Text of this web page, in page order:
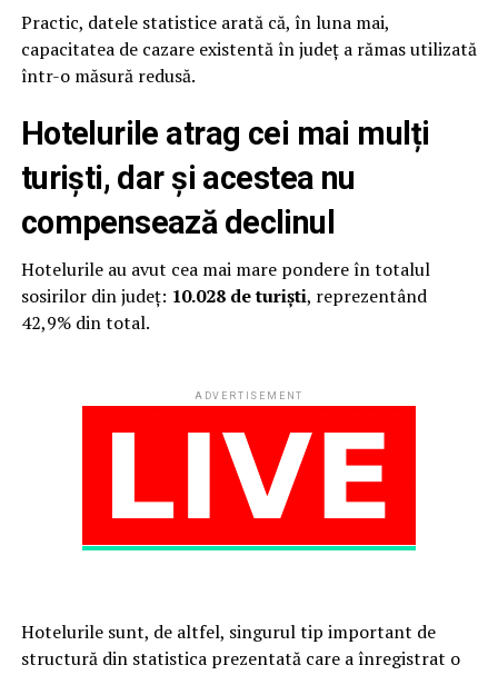
Practic, datele statistice arată că, în luna mai,
capacitatea de cazare existentă în județ a rămas utilizată
într-o măsură redusă.
Hotelurile atrag cei mai mulți
turiști, dar și acestea nu
compensează declinul
Hotelurile au avut cea mai mare pondere în totalul
sosirilor din județ: 10.028 de turiști, reprezentând
42,9% din total.
ADVERTISEMENT
Hotelurile sunt, de altfel, singurul tip important de
structură din statistica prezentată care a înregistrat o